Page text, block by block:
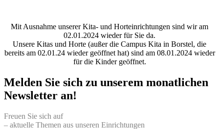
Mit Ausnahme unserer Kita- und Horteinrichtungen sind wir am
02.01.2024 wieder für Sie da.
Unsere Kitas und Horte (außer die Campus Kita in Borstel, die
bereits am 02.01.24 wieder geöffnet hat) sind am 08.01.2024 wieder
für die Kinder geöffnet.
Melden Sie sich zu unserem monatlichen
Newsletter an!
Freuen Sie sich auf
– aktuelle Themen aus unseren Einrichtungen